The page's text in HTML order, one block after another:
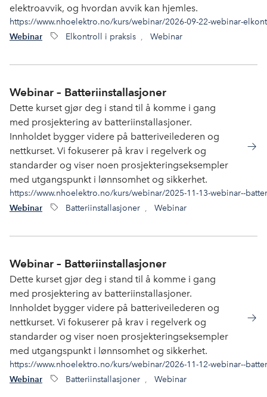
elektroavvik, og hvordan avvik kan hjemles.
https://www.nhoelektro.no/kurs/webinar/2026-09-22-webinar-
Webinar Elkontroll i praksis , Webinar
Webinar – Batteriinstallasjoner
Dette kurset gjør deg i stand til å komme i gang
med prosjektering av batteriinstallasjoner.
Innholdet bygger videre på batteriveilederen og
nettkurset. Vi fokuserer på krav i regelverk og
standarder og viser noen prosjekteringseksempler
med utgangspunkt i lønnsomhet og sikkerhet.
https://www.nhoelektro.no/kurs/webinar/2025-11-13-webinar--
Webinar Batteriinstallasjoner , Webinar
Webinar – Batteriinstallasjoner
Dette kurset gjør deg i stand til å komme i gang
med prosjektering av batteriinstallasjoner.
Innholdet bygger videre på batteriveilederen og
nettkurset. Vi fokuserer på krav i regelverk og
standarder og viser noen prosjekteringseksempler
med utgangspunkt i lønnsomhet og sikkerhet.
https://www.nhoelektro.no/kurs/webinar/2026-11-12-webinar--
Webinar Batteriinstallasjoner , Webinar